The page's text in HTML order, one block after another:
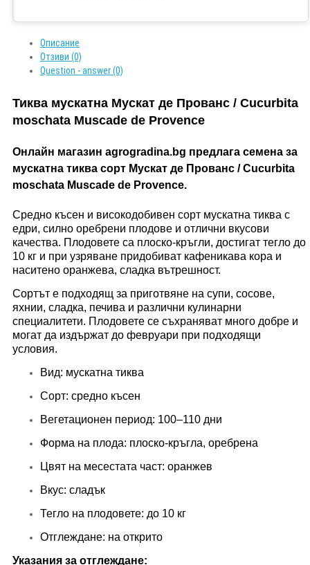
Описание
Отзиви (0)
Question - answer (0)
Тиква мускатна Мускат де Прованс / Cucurbita
moschata Muscade de Provence
Онлайн магазин agrogradina.bg предлага семена за
мускатна тиква сорт Мускат де Прованс / Cucurbita
moschata Muscade de Provence.
Средно късен и високодобивен сорт мускатна тиква с
едри, силно оребрени плодове и отлични вкусови
качества. Плодовете са плоско-кръгли, достигат тегло до
10 кг и при узряване придобиват кафеникава кора и
наситено оранжева, сладка вътрешност.
Сортът е подходящ за приготвяне на супи, сосове,
яхнии, сладка, печива и различни кулинарни
специалитети. Плодовете се съхраняват много добре и
могат да издържат до февруари при подходящи
условия.
Вид: мускатна тиква
Сорт: средно късен
Вегетационен период: 100–110 дни
Форма на плода: плоско-кръгла, оребрена
Цвят на месестата част: оранжев
Вкус: сладък
Тегло на плодовете: до 10 кг
Отглеждане: на открито
Указания за отглеждане: